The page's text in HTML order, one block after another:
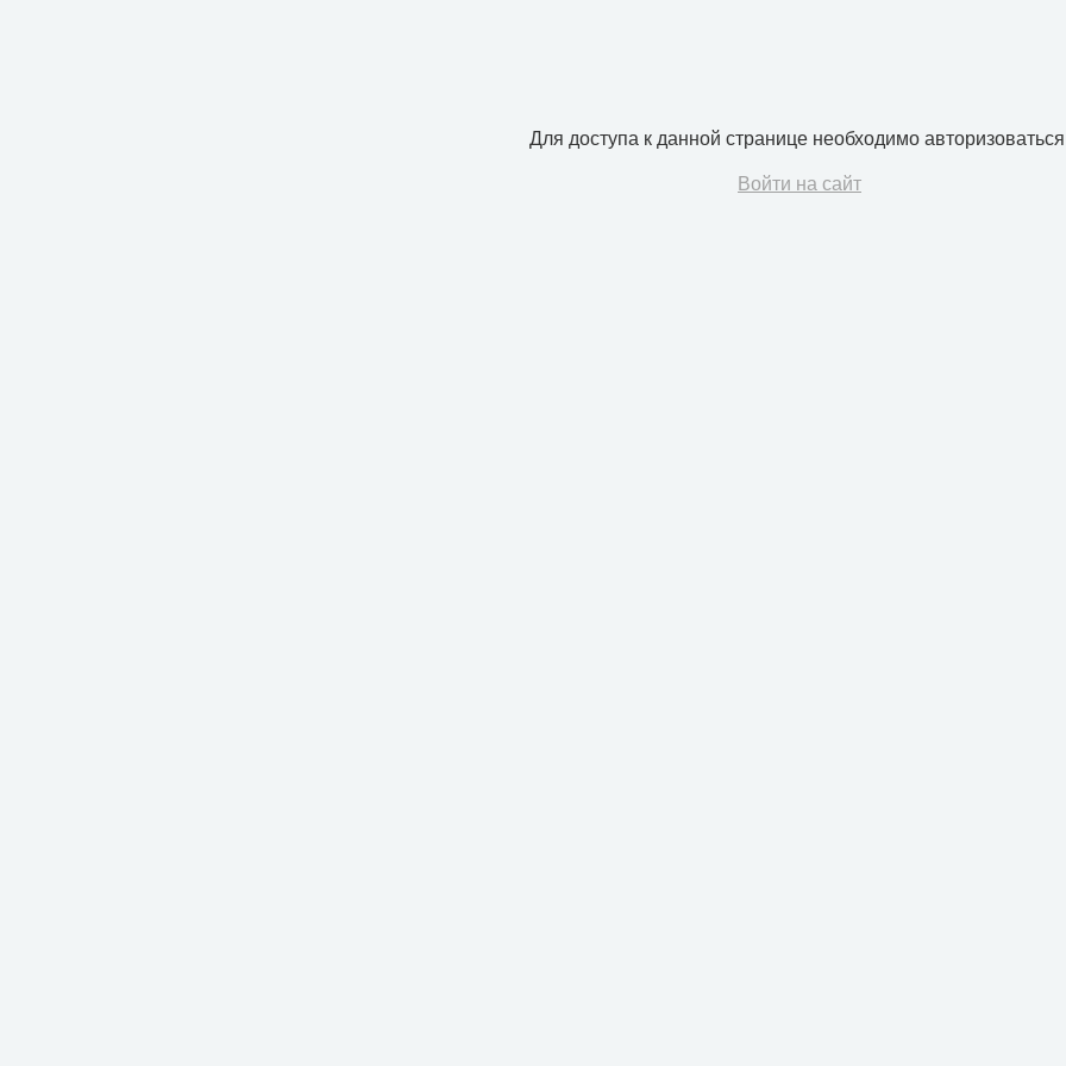
Для доступа к данной странице необходимо
Войти на сайт